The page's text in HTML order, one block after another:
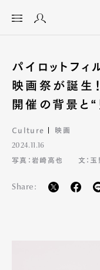
パイロットフ
映画祭が誕生
開催の背景と
Culture 映画
2024.11.16
写真：岩崎高也
文：
Share: